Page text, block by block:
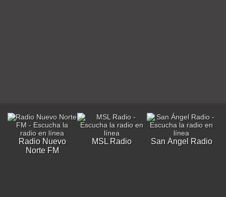
Radio Nuevo
Norte FM
MSL Radio San Ángel Radio